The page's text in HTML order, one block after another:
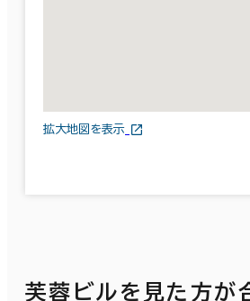
拡大地図を表示
芙蓉ビルを見た方が